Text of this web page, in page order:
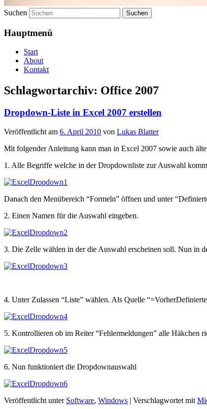
Suchen
Hauptmenü
Start
About
Kontakt
Schlagwortarchiv: Office 2007
Dropdown-Liste in Excel 2007 erstellen
Veröffentlicht am 6. April 2010 von Lukas Blatter
Mit folgender Anleitung kann man in Excel 2007 sowie auch
1. Alle Begriffe welche in der Dropdownliste zur Auswahl
Danach den Menübereich “Formeln” öffnen und unter
2. Einen Namen für die Auswahl eingeben.
3. Die Zelle wählen in der die Auswahl erscheinen soll. Nun in
4. Unter Zulassen “Liste” wählen. Als Quelle
5. Kontrollieren ob im Reiter “Fehlermeldungen” alle Häkchen
6. Nun funktioniert die Dropdownauswahl
Veröffentlicht unter Software, Windows | Verschlagwortet mit